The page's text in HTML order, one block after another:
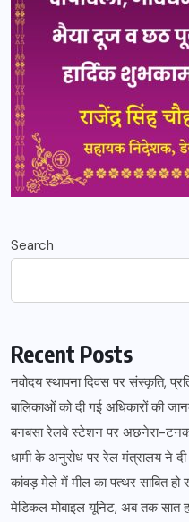
Search
Recent Posts
नवोदय स्थापना दिवस पर संस्कृति,
बालिकाओं को दी गई अधिकारों की
बनबसा रेलवे स्टेशन पर अछनेरा-
धामी के अनुरोध पर रेल मंत्रालय ने दी
कांवड़ मेले में मील का पत्थर साबित हो
मेडिकल मोबाइल यूनिट, अब तक सात